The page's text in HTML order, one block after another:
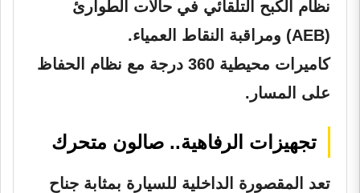
نظام الكبح التلقائي في حالات الطوارئ
(AEB) ومراقبة النقاط العمياء.
كاميرات محيطية 360 درجة مع نظام الحفاظ
على المسار.
تجهيزات الرفاهية.. صالون متحرك
تعد المقصورة الداخلية للسيارة بمثابة جناح